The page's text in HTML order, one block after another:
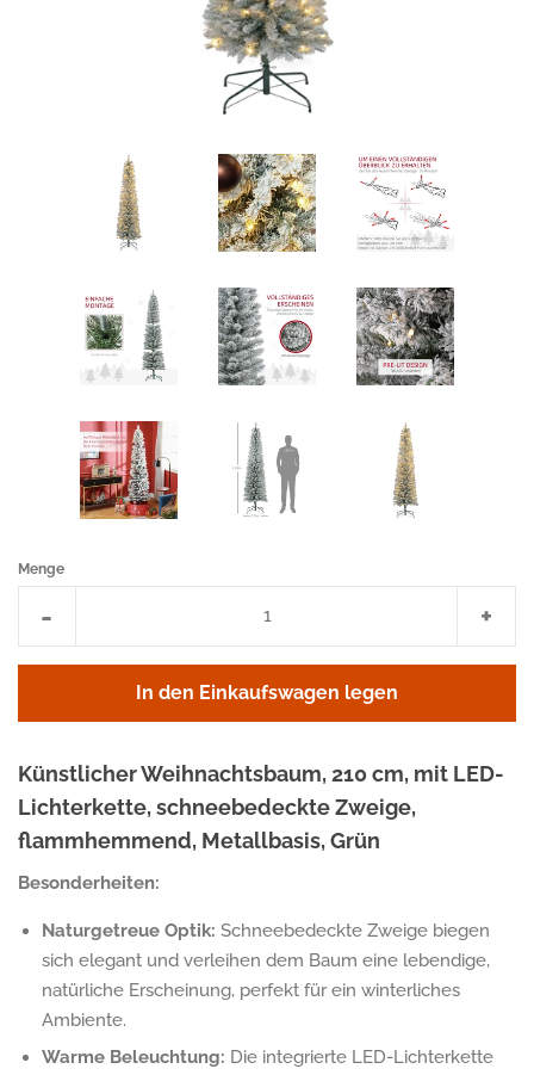
Menge
+
-
In den Einkaufswagen legen
Künstlicher Weihnachtsbaum, 210 cm, mit LED-
Lichterkette, schneebedeckte Zweige,
flammhemmend, Metallbasis, Grün
Besonderheiten:
Naturgetreue Optik: Schneebedeckte Zweige biegen
sich elegant und verleihen dem Baum eine lebendige,
natürliche Erscheinung, perfekt für ein winterliches
Ambiente.
Warme Beleuchtung: Die integrierte LED-Lichterkette